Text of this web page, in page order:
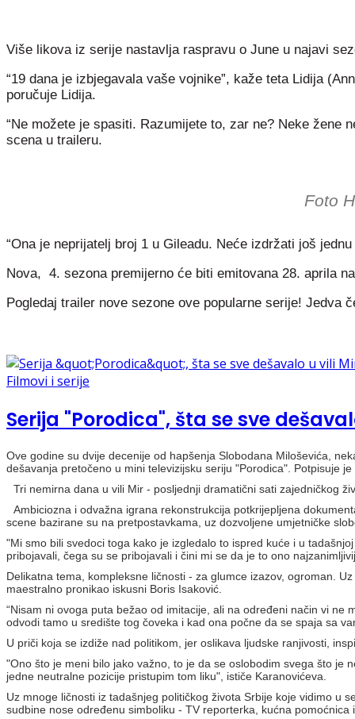
Više likova iz serije nastavlja raspravu o June u najavi
“19 dana je izbjegavala vaše vojnike”, kaže teta Lidija
poručuje Lidija.
“Ne možete je spasiti. Razumijete to, zar ne? Neke žene
scena u traileru.
Foto
“Ona je neprijatelj broj 1 u Gileadu. Neće izdržati još
Nova, 4. sezona premijerno će biti emitovana 28. aprila
Pogledaj trailer nove sezone ove popularne serije! Jedva
Filmovi i serije
Serija "Porodica", šta se sve
Ove godine su dvije decenije od hapšenja Slobodana Miloševića,
dešavanja pretočeno u mini televizijsku seriju "Porodica". Potpisuje
Tri nemirna dana u vili Mir - posljednji dramatični sati zajedničkog
Ambiciozna i odvažna igrana rekonstrukcija potkrijepljena
scene bazirane su na pretpostavkama, uz dozvoljene umjetničke
"Mi smo bili svedoci toga kako je izgledalo to ispred kuće i u
pribojavali, čega su se pribojavali i čini mi se da je to ono
Delikatna tema, kompleksne ličnosti - za glumce izazov, ogroman.
maestralno pronikao iskusni Boris Isaković.
“Nisam ni ovoga puta bežao od imitacije, ali na određeni način vi
odvodi tamo u središte tog čoveka i kad ona počne da se spaja sa
U priči koja se izdiže nad politikom, jer oslikava ljudske ranjivosti,
"Ono što je meni bilo jako važno, to je da se oslobodim svega što je
jedne neutralne pozicije pristupim tom liku", ističe Karanovićeva.
Uz mnoge ličnosti iz tadašnjeg političkog života Srbije koje vidimo u
sudbine nose određenu simboliku - TV reporterka, kućna pomoćnica